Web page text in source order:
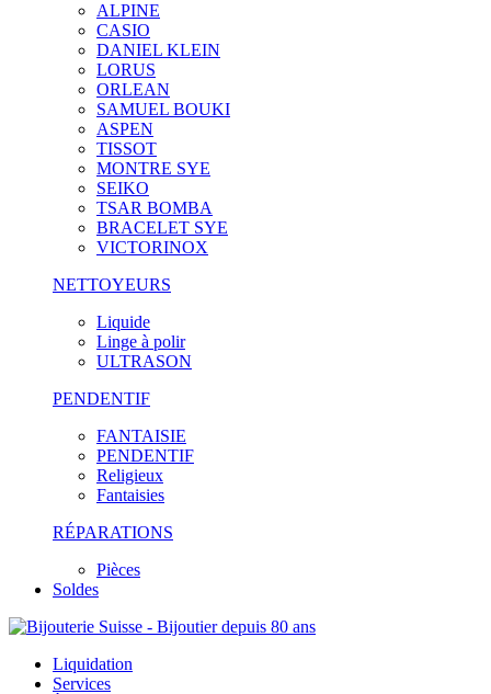
ALPINE
CASIO
DANIEL KLEIN
LORUS
ORLEAN
SAMUEL BOUKI
ASPEN
TISSOT
MONTRE SYE
SEIKO
TSAR BOMBA
BRACELET SYE
VICTORINOX
NETTOYEURS
Liquide
Linge à polir
ULTRASON
PENDENTIF
FANTAISIE
PENDENTIF
Religieux
Fantaisies
RÉPARATIONS
Pièces
Soldes
Liquidation
Services